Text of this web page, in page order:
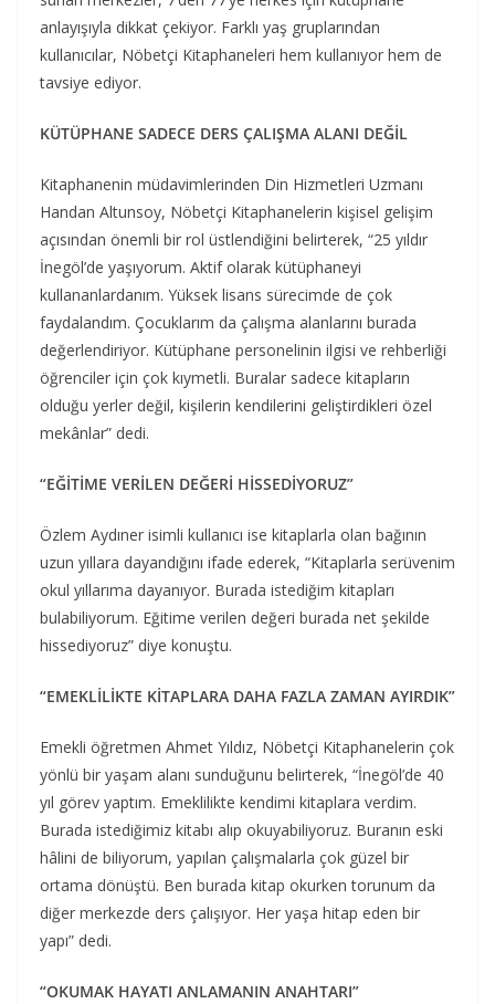
anlayışıyla dikkat çekiyor. Farklı yaş gruplarından
kullanıcılar, Nöbetçi Kitaphaneleri hem kullanıyor hem de
tavsiye ediyor.
KÜTÜPHANE SADECE DERS ÇALIŞMA ALANI DEĞİL
Kitaphanenin müdavimlerinden Din Hizmetleri Uzmanı
Handan Altunsoy, Nöbetçi Kitaphanelerin kişisel gelişim
açısından önemli bir rol üstlendiğini belirterek, “25 yıldır
İnegöl’de yaşıyorum. Aktif olarak kütüphaneyi
kullananlardanım. Yüksek lisans sürecimde de çok
faydalandım. Çocuklarım da çalışma alanlarını burada
değerlendiriyor. Kütüphane personelinin ilgisi ve rehberliği
öğrenciler için çok kıymetli. Buralar sadece kitapların
olduğu yerler değil, kişilerin kendilerini geliştirdikleri özel
mekânlar” dedi.
“EĞİTİME VERİLEN DEĞERİ HİSSEDİYORUZ”
Özlem Aydıner isimli kullanıcı ise kitaplarla olan bağının
uzun yıllara dayandığını ifade ederek, “Kitaplarla serüvenim
okul yıllarıma dayanıyor. Burada istediğim kitapları
bulabiliyorum. Eğitime verilen değeri burada net şekilde
hissediyoruz” diye konuştu.
“EMEKLİLİKTE KİTAPLARA DAHA FAZLA ZAMAN AYIRDIK”
Emekli öğretmen Ahmet Yıldız, Nöbetçi Kitaphanelerin çok
yönlü bir yaşam alanı sunduğunu belirterek, “İnegöl’de 40
yıl görev yaptım. Emeklilikte kendimi kitaplara verdim.
Burada istediğimiz kitabı alıp okuyabiliyoruz. Buranın eski
hâlini de biliyorum, yapılan çalışmalarla çok güzel bir
ortama dönüştü. Ben burada kitap okurken torunum da
diğer merkezde ders çalışıyor. Her yaşa hitap eden bir
yapı” dedi.
“OKUMAK HAYATI ANLAMANIN ANAHTARI”